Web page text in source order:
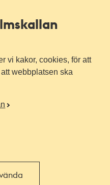
vi kakor, cookies, för att
webbplatsen ska